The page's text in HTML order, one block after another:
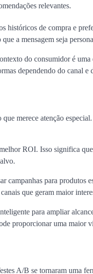
relevantes.
históricos de compra e
a mensagem seja
do consumidor é
dependendo do canal e
merece atenção
ROI. Isso significa
campanhas para produtos
que geram maior
para ampliar
proporcionar uma maior
A/B se tornaram uma